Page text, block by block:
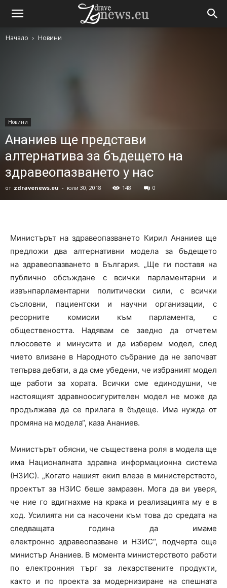
Начало Новини
Новини
Ананиев ще представи
алтернатива за бъдещето на
здравеопазването у нас
от zdravenews.eu - юли 30, 2018 148 0
Министърът на здравеопазването Кирил Ананиев ще
предложи два алтернативни модела за бъдещето
на здравеопазването в България. „Ще ги поставя на
публично обсъждане с всички парламентарни и
извънпарламентарни политически сили, с всички
съсловни, пациентски и научни организации, с
ресорните комисии към парламента, с
обществеността. Надявам се заедно да отчетем
плюсовете и минусите и да изберем модел, след
чието влизане в Народното събрание да не започват
тепърва дебати, а да сме убедени, че избраният модел
ще работи за хората. Всички сме единодушни, че
настоящият здравноосигурителен модел не може да
продължава да се прилага в бъдеще. Има нужда от
промяна на модела“, каза Ананиев.
Министърът обясни, че съществена роля в модела ще
има Националната здравна информационна система
(НЗИС). „Когато нашият екип влезе в министерството,
проектът за НЗИС беше замразен. Мога да ви уверя,
че ние го вдигнахме на крака и реализацията му е в
ход. Усилията ни са насочени към това до средата на
следващата година да имаме
електронно здравеопазване и НЗИС“, подчерта още
министър Ананиев. В момента министерството работи
по електронния търг за лекарствените продукти,
както и по проекта за модернизиране на спешната